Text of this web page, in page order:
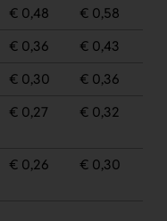
€ 0,48
€ 0,58
€ 0,36
€ 0,43
€ 0,30
€ 0,36
€ 0,27 € 0,32
€ 0,26 € 0,30